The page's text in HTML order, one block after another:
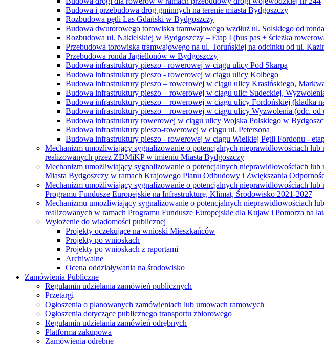
Budowa i przebudowa dróg gminnych na terenie miasta Bydgoszczy
Rozbudowa pętli Las Gdański w Bydgoszczy
Budowa dwutorowego torowiska tramwajowego wzdłuż ul. Solskiego od
Rozbudowa ul. Nakielskiej w Bydgoszczy – Etap I (bus pas + ścieżka
Przebudowa torowiska tramwajowego na ul. Toruńskiej na odcinku od ul.
Przebudowa ronda Jagiellonów w Bydgoszczy
Budowa infrastruktury pieszo - rowerowej w ciągu ulicy Pod Skarpą
Budowa infrastruktury pieszo - rowerowej w ciągu ulicy Kolbego
Budowa infrastruktury pieszo – rowerowej w ciągu ulicy Krasińskiego,
Budowa infrastruktury pieszo – rowerowej w ciągu ulic: Sudeckiej,
Budowa infrastruktury pieszo – rowerowej w ciągu ulicy Fordońskiej (kładka
Budowa infrastruktury pieszo – rowerowej w ciągu ulicy Wyzwolenia (odc. od
Budowa infrastruktury rowerowej w ciągu ulicy Wojska Polskiego w
Budowa infrastruktury pieszo-rowerowej w ciągu ul. Petersona
Budowa infrastruktury pieszo - rowerowej w ciągu Wielkiej Pętli Fordonu -
Mechanizm umożliwiający sygnalizowanie o potencjalnych nieprawidłowościach
realizowanych przez ZDMiKP w imieniu Miasta Bydgoszczy
Mechanizm umożliwiający sygnalizowanie o potencjalnych nieprawidłowościach
Miasta Bydgoszczy w ramach Krajowego Planu Odbudowy i Zwiększania
Mechanizm umożliwiający sygnalizowanie o potencjalnych nieprawidłowościach
Programu Fundusze Europejskie na Infrastrukturę, Klimat, Środowisko 2021-2027
Mechanizmu umożliwiający sygnalizowanie o potencjalnych nieprawidłowościach
realizowanych w ramach Programu Fundusze Europejskie dla Kujaw i Pomorza na
Wyłożenie do wiadomości publicznej
Projekty oczekujące na wnioski Mieszkańców
Projekty po wnioskach
Projekty po wnioskach z raportami
Archiwalne
Ocena oddziaływania na środowisko
Zamówienia Publiczne
Regulamin udzielania zamówień publicznych
Przetargi
Ogłoszenia o planowanych zamówieniach lub umowach ramowych
Ogłoszenia dotyczące publicznego transportu zbiorowego
Regulamin udzielania zamówień odrębnych
Platforma zakupowa
Zamówienia odrębne